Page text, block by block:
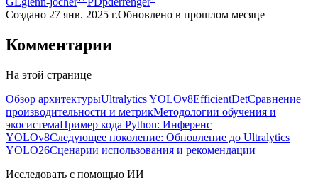
Создано 27 янв. 2025 г.Обновлено в прошлом месяце
Комментарии
На этой странице
Обзор архитектурыUltralytics YOLOv8EfficientDetСравнение
производительности и метрикМетодологии обучения и
экосистемаПример кода Python: Инференс
YOLOv8Следующее поколение: Обновление до Ultralytics
YOLO26Сценарии использования и рекомендации
Исследовать с помощью ИИ